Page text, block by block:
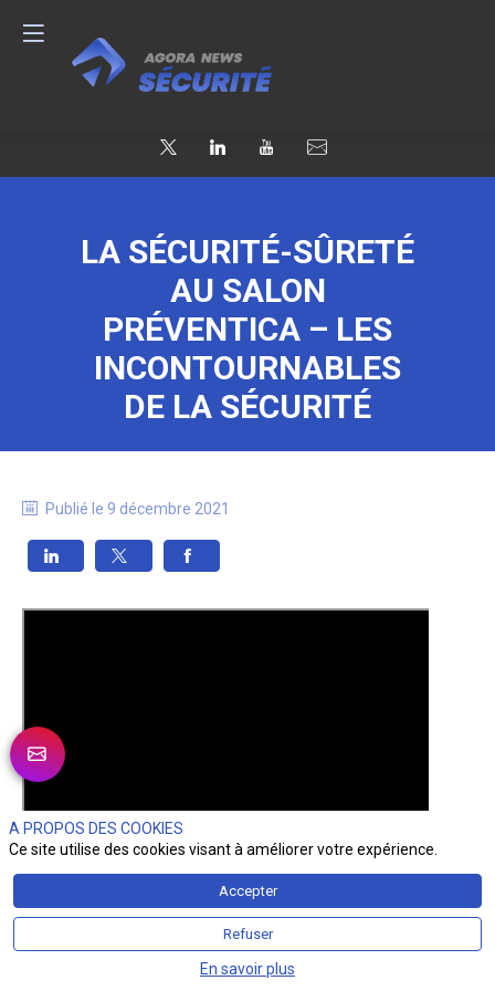
LA SÉCURITÉ-SÛRETÉ
AU SALON
PRÉVENTICA – LES
INCONTOURNABLES
DE LA SÉCURITÉ
Publié le 9 décembre 2021
A PROPOS DES COOKIES
Ce site utilise des cookies visant à améliorer votre expérience.
Accepter
Refuser
En savoir plus